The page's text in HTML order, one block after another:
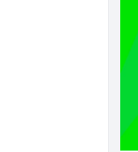
Conteúdo
Materiais